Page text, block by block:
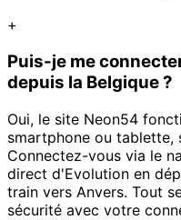
+
Puis-je me
depuis la Belgique ?
Oui, le site Neon54
smartphone ou tablette,
Connectez-vous via le
direct d'Evolution en
train vers Anvers. Tout
sécurité avec votre